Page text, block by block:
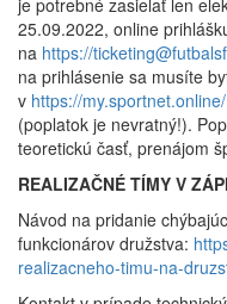
25.09.2022, online
na https://
na prihlásenie sa musíte
v https://my.sportnet.online/
(poplatok je nevratný!).
teoretickú časť, prenájom
REALIZAČNÉ TÍMY V
Návod na pridanie
funkcionárov družstva:
realizacneho-timu-na-